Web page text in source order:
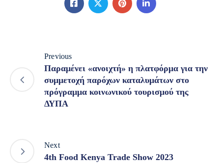
Previous
Παραμένει «ανοιχτή» η πλατφόρμα για την
συμμετοχή παρόχων καταλυμάτων στο
πρόγραμμα κοινωνικού τουρισμού της
ΔΥΠΑ
Next
4th Food Kenya Trade Show 2023